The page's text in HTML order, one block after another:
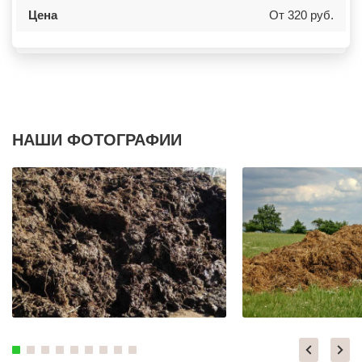
КЛИМОВСК
КОРЕНЕВО
КОРОЛЕВ
КОТЕЛЬНИКИ
КРАСКОВО
КРАСНАЯ ПАХРА
КРАСНОАРМЕЙСК
КРАСНОГОРСК
КРАСНОЗАВОДСК
КРАСНОЗНАМЕНСК
КРАТОВО
КРЮКОВО
КУБИНКА
КУПАВНА
КУРОВСКОЕ
ЛИКИНО-ДУЛЕВО
МИНЕРАЛЬНЫЕ ВОДЫ
ЧАПАЕВСК
АЛЕКСИН
БЕЛОРЕЧЕНСК
БОЛЬШОЙ КАМЕНЬ
КИРЖАЧ
ПРИОЗЕРСК
САЛЬСК
ТОБОЛЬСК
ВОТКИНСК
КИЗЛЯР
БЕРДСК
НЕФТЕЮГАНСК
Цена От 320 руб.
НАШИ ФОТОГРАФИИ